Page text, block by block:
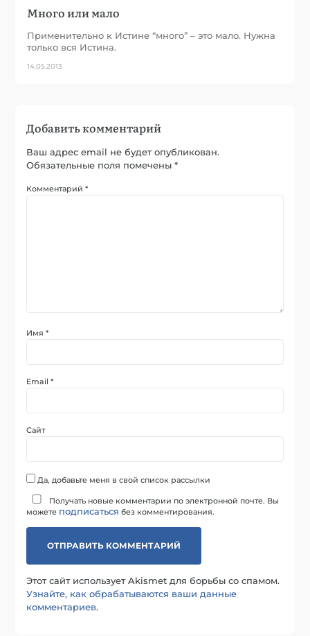
Много или мало
Применительно к Истине “много” – это мало. Нужна
только вся Истина.
14.05.2013
Добавить комментарий
Ваш адрес email не будет опубликован.
Обязательные поля помечены*
Комментарий*
Имя*
Email*
Сайт
Да, добавьте меня в свой список рассылки
Получать новые комментарии по электронной почте. Вы
можете подписаться без комментирования.
Этот сайт использует Akismet для борьбы со спамом.
Узнайте, как обрабатываются ваши данные
комментариев.